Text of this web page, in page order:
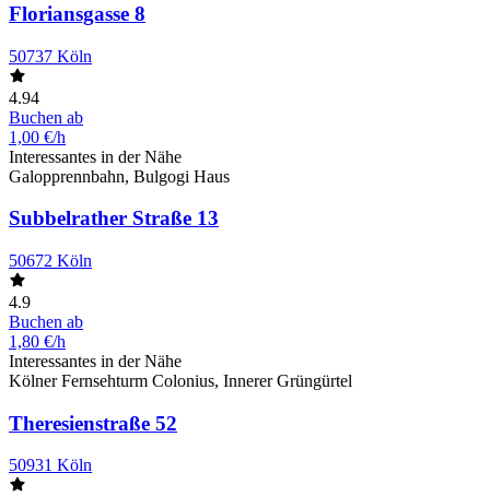
Floriansgasse 8
50737 Köln
4.94
Buchen ab
1,00 €/h
Interessantes in der Nähe
Galopprennbahn, Bulgogi Haus
Subbelrather Straße 13
50672 Köln
4.9
Buchen ab
1,80 €/h
Interessantes in der Nähe
Kölner Fernsehturm Colonius, Innerer Grüngürtel
Theresienstraße 52
50931 Köln